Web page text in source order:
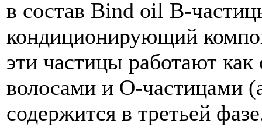
в состав Bind oil B-
кондиционирующий
эти частицы работают
волосами и О-частицами
содержится в третьей